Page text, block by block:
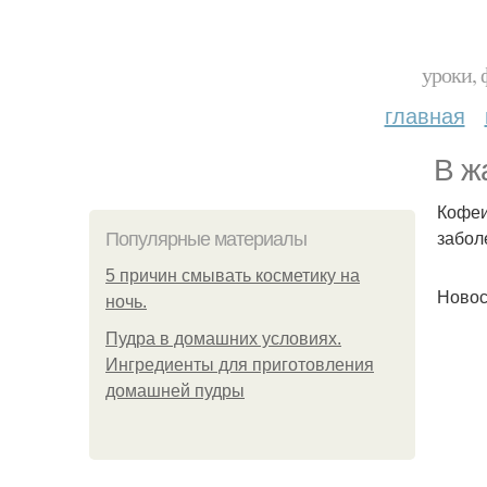
уроки,
главная
В
Популярные материалы
5 причин смывать косметику на
ночь.
Пудра в домашних условиях.
Ингредиенты для приготовления
домашней пудры